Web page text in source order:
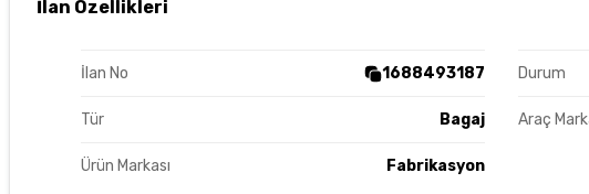
İlan Özellikleri
İlan No 1688493187 Durum
Tür Bagaj Araç
Ürün Markası Fabrikasyon